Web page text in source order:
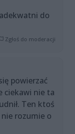
do
Zgłoś do moderacji
powierzać
ciekawi nie ta
Ten ktoś
rozumie o